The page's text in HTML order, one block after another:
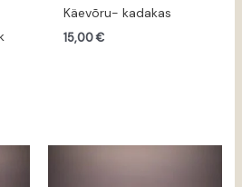
Käevõru- kadakas
15,00€